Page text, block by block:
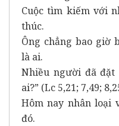
Cuộc tìm kiếm với
thúc.
Ông chẳng bao giờ
là ai.
Nhiều người đã đặt
ai?” (Lc 5,21; 7,49;
Hôm nay nhân loại
đó.